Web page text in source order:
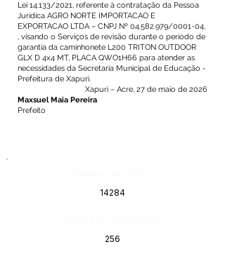
Lei 14.133/2021, referente à contratação da Pessoa
Jurídica AGRO NORTE IMPORTACAO E
EXPORTACAO LTDA – CNPJ Nº 04.582.979/0001-04,
, visando o Serviços de revisão durante o período de
garantia da caminhonete L200 TRITON OUTDOOR
GLX D 4x4 MT, PLACA QWO1H66 para atender as
necessidades da Secretaria Municipal de Educação -
Prefeitura de Xapuri.
Xapuri – Acre, 27 de maio de 2026
Maxsuel Maia Pereira
Prefeito
14284
256